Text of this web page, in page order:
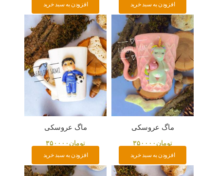
افزودن به سبد خرید افزودن به سبد خرید
ماگ عروسکی
تومان ۳۵۰۰۰۰
افزودن به سبد خرید
ماگ عروسکی
تومان ۳۵۰۰۰۰
افزودن به سبد خرید